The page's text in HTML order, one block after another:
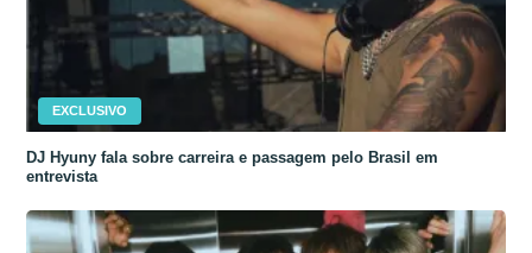
EXCLUSIVO
DJ Hyuny fala sobre carreira e passagem pelo Brasil em
entrevista